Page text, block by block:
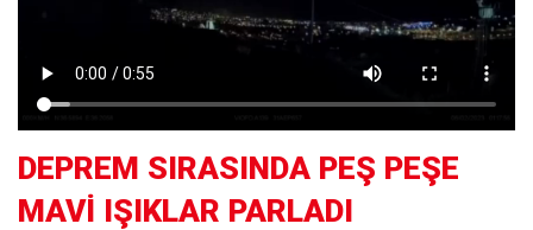
DEPREM SIRASINDA PEŞ PEŞE
MAVİ IŞIKLAR PARLADI